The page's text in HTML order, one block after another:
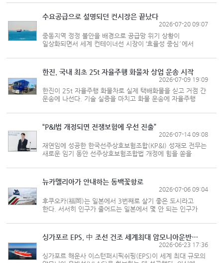
김동인) 피고, 상고인: 주식회사 □□□ (소송대리인 법무법인 삼양
담당변호사 노홍수 외 3인) 원심판결: 부산고등...
수요공급으로 설명되던 컨시장은 끝났다
2026-07-20 09:07
중동지역 정정 불안을 배경으로 공급망 위기 상황이
일상화되면서 세계 컨테이너선 시장이 ‘효율성 중심′에서
진단이 나왔다. 한국해양진흥공사는 ‘지정학적 리스크
장기화가 컨테이너시장에...
한진, 국내 최초 25t 자율주행 화물차 상업 운송 시작
2026-07-09 19:09
한진이 25t 자율주행 화물차로 실제 택배화물을 싣고 거점 간
운송에 나선다. 기술 실증을 마치고 화물 운송에 자율주행
자율주행 트럭으로 전북 군산항에서 한진 전주택배터미널을
거쳐 대전 메가허브까...
“P&I법 개정되면 전쟁보험에 우선 진출”
2026-07-14 09:08
재연임에 성공한 한국선주상호보험조합(KP&I) 성재모 전무는
새로운 임기 동안 선주상호보험조합법 개정에 힘을 쏟을
선박보헙 등의 사업 다각화가 가능해져 재정 건전성이 개선될
걸로 기대했다...
뉴카멜리아가 안내하는 동백꽃항로
2026-07-06 09:04
후쿠오카(福岡)는 일본에서 3번째로 살기 좋은 도시라고
한다. 서서히 인구가 줄어드는 일본에서 몇 안 되는 인구가
(博多)항을 둔 규슈 지역 최대 물류 거점이다. 해양수산부
출입 해운기자단은 지난...
싱가포르 EPS, 中 조선 건조 세계최대 암모니아운반선 확보
2026-06-23 17:36
싱가포르 해운사 이스턴퍼시픽쉬핑(EPS)이 세계 최대 규모의